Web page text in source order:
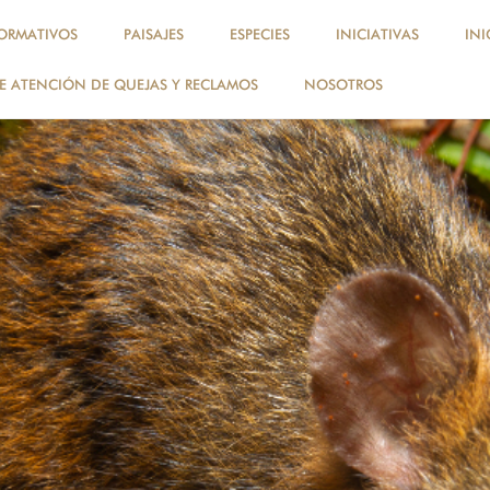
PAISAJES ESPECIES INICIATIVAS
ATENCIÓN DE QUEJAS Y RECLAMOS NOSOTROS